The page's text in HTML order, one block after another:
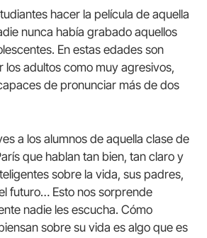
hacer la película de aquella
nunca había grabado aquellos
En estas edades son
los adultos como muy agresivos,
de pronunciar más de dos
a los alumnos de aquella clase de
que hablan tan bien, tan claro y
sobre la vida, sus padres,
futuro… Esto nos sorprende
nadie les escucha. Cómo
sobre su vida es algo que es